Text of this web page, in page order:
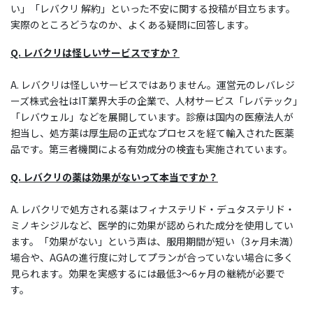
い」「レバクリ 解約」といった不安に関する投稿が目立ちます。
実際のところどうなのか、よくある疑問に回答します。
Q. レバクリは怪しいサービスですか？
A. レバクリは怪しいサービスではありません。運営元のレバレジ
ーズ株式会社はIT業界大手の企業で、人材サービス「レバテック」
「レバウェル」などを展開しています。診療は国内の医療法人が
担当し、処方薬は厚生局の正式なプロセスを経て輸入された医薬
品です。第三者機関による有効成分の検査も実施されています。
Q. レバクリの薬は効果がないって本当ですか？
A. レバクリで処方される薬はフィナステリド・デュタステリド・
ミノキシジルなど、医学的に効果が認められた成分を使用してい
ます。「効果がない」という声は、服用期間が短い（3ヶ月未満）
場合や、AGAの進行度に対してプランが合っていない場合に多く
見られます。効果を実感するには最低3〜6ヶ月の継続が必要で
す。